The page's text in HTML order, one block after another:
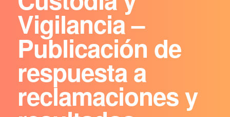
Vigilancia –
Publicación de
respuesta a
reclamaciones y